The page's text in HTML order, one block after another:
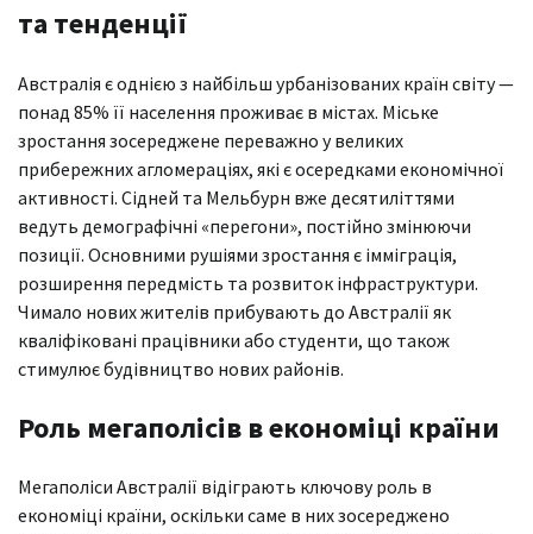
та тенденції
Австралія є однією з найбільш урбанізованих країн світу —
понад 85% її населення проживає в містах. Міське
зростання зосереджене переважно у великих
прибережних агломераціях, які є осередками економічної
активності. Сідней та Мельбурн вже десятиліттями
ведуть демографічні «перегони», постійно змінюючи
позиції. Основними рушіями зростання є імміграція,
розширення передмість та розвиток інфраструктури.
Чимало нових жителів прибувають до Австралії як
кваліфіковані працівники або студенти, що також
стимулює будівництво нових районів.
Роль мегаполісів в економіці країни
Мегаполіси Австралії відіграють ключову роль в
економіці країни, оскільки саме в них зосереджено